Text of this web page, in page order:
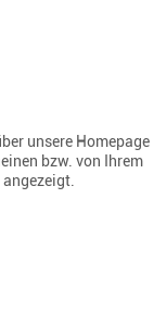
unsere Homepage
bzw. von Ihrem